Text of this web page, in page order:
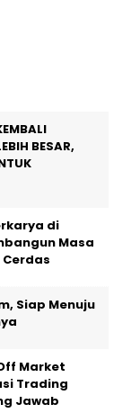
BESAR,
di
Masa
Siap Menuju
Market
Trading
Jawab